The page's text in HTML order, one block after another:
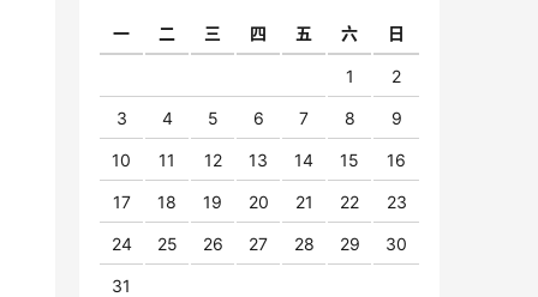
一 二 三 四 五 六 日
1 2
3 4 5 6 7 8 9
10 11 12 13 14 15 16
17 18 19 20 21 22 23
24 25 26 27 28 29 30
31